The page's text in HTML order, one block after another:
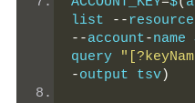
list
--resource
--account-name
query
-output tsv)